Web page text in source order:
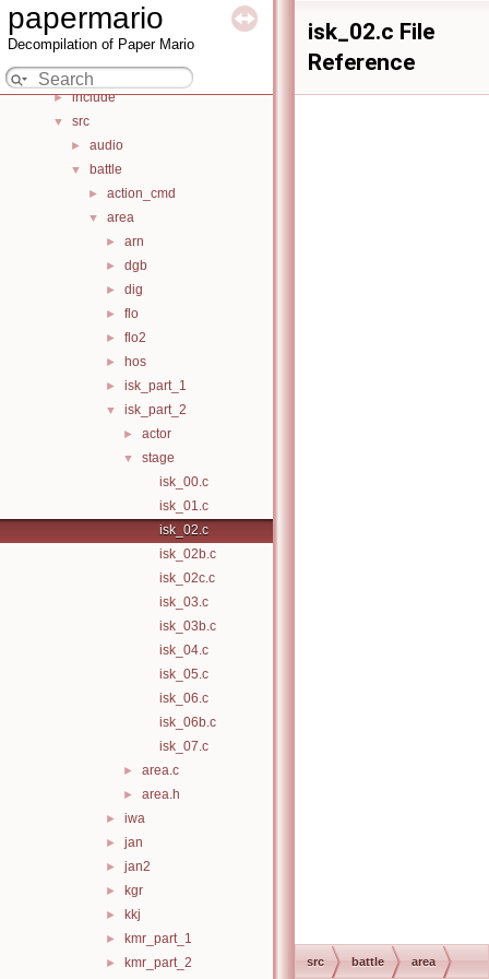
papermario
Decompilation of Paper Mario
► Data Structures
▼ Files
▼ File List
► include
▼ src
► audio
▼ battle
► action_cmd
▼ area
► arn
► dgb
► dig
► flo
► flo2
► hos
► isk_part_1
▼ isk_part_2
► actor
▼
stage
isk_00.c
isk_01.c
isk_02.c
isk_02b.c
isk_02c.c
isk_03.c
isk_03b.c
isk_04.c
isk_05.c
isk_06.c
isk_06b.c
isk_07.c
► area.c
► area.h
► iwa
► jan
► jan2
► kgr
► kkj
► kmr_part_1
► kmr_part_2
isk_02.c File
Reference
src battle area